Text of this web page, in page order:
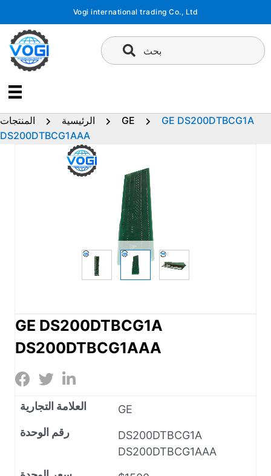
المحتوى
Vogi international trading Co., Ltd
بحث
الرئيسية المنتجات GE
GE DS200DTBCG1A
DS200DTBCG1AAA
GE DS200DTBCG1A
DS200DTBCG1AAA
العلامة التجارية
GE
رقم الوحدة
DS200DTBCG1A
DS200DTBCG1AAA